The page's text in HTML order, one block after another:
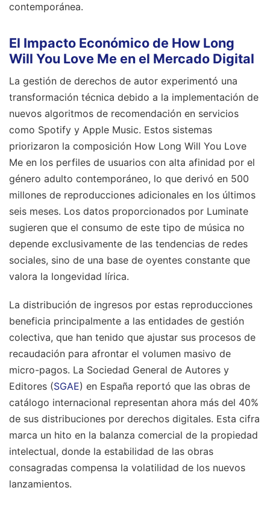
contemporánea.
El Impacto Económico de How Long
Will You Love Me en el Mercado Digital
La gestión de derechos de autor experimentó una
transformación técnica debido a la implementación de
nuevos algoritmos de recomendación en servicios
como Spotify y Apple Music. Estos sistemas
priorizaron la composición How Long Will You Love
Me en los perfiles de usuarios con alta afinidad por el
género adulto contemporáneo, lo que derivó en 500
millones de reproducciones adicionales en los últimos
seis meses. Los datos proporcionados por Luminate
sugieren que el consumo de este tipo de música no
depende exclusivamente de las tendencias de redes
sociales, sino de una base de oyentes constante que
valora la longevidad lírica.
La distribución de ingresos por estas reproducciones
beneficia principalmente a las entidades de gestión
colectiva, que han tenido que ajustar sus procesos de
recaudación para afrontar el volumen masivo de
micro-pagos. La Sociedad General de Autores y
Editores (SGAE) en España reportó que las obras de
catálogo internacional representan ahora más del 40%
de sus distribuciones por derechos digitales. Esta cifra
marca un hito en la balanza comercial de la propiedad
intelectual, donde la estabilidad de las obras
consagradas compensa la volatilidad de los nuevos
lanzamientos.